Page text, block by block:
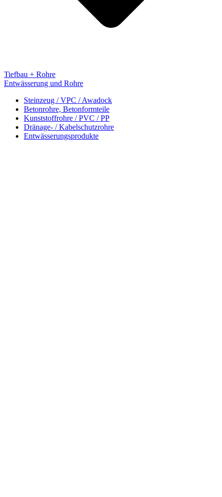
Tiefbau + Rohre
Entwässerung und Rohre
Steinzeug / VPC / Awadock
Betonrohre, Betonformteile
Kunststoffrohre / PVC / PP
Dränage- / Kabelschutzrohre
Entwässerungsprodukte